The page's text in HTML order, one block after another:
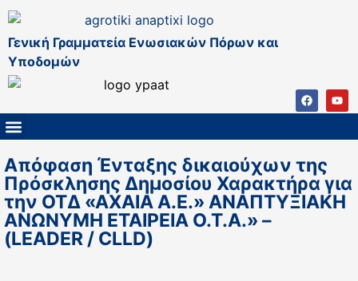
Γενική Γραμματεία Ενωσιακών Πόρων και
Υποδομών
Απόφαση Ένταξης δικαιούχων της
Πρόσκλησης Δημοσίου Χαρακτήρα για
την ΟΤΔ «ΑΧΑΙΑ Α.Ε.» ΑΝΑΠΤΥΞΙΑΚΗ
ΑΝΩΝΥΜΗ ΕΤΑΙΡΕΙΑ Ο.Τ.Α.» –
(LEADER / CLLD)